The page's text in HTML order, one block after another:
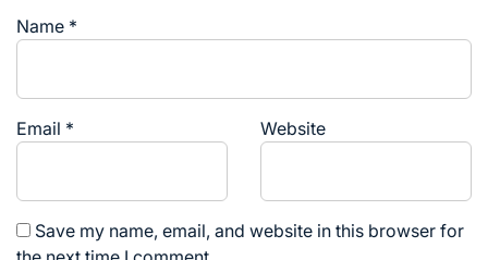
Name *
Email * Website
Save my name, email, and website in this browser for